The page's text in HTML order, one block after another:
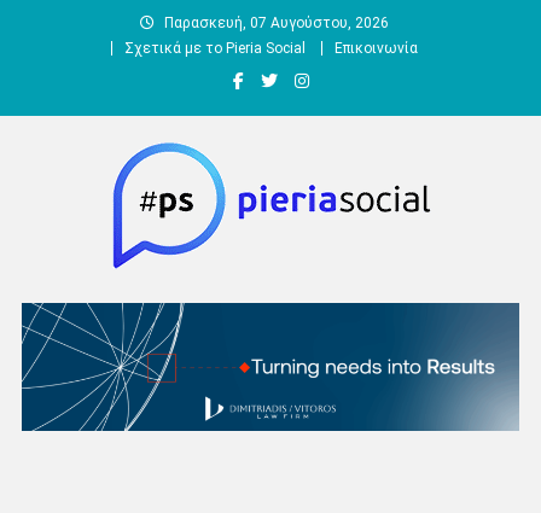
Παρασκευή, 07 Αυγούστου, 2026
Σχετικά με το Pieria Social
Επικοινωνία
Pieria Social